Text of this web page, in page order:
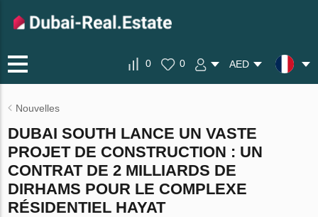
0 0 AED
Nouvelles
DUBAI SOUTH LANCE UN VASTE
PROJET DE CONSTRUCTION : UN
CONTRAT DE 2 MILLIARDS DE
DIRHAMS POUR LE COMPLEXE
RÉSIDENTIEL HAYAT